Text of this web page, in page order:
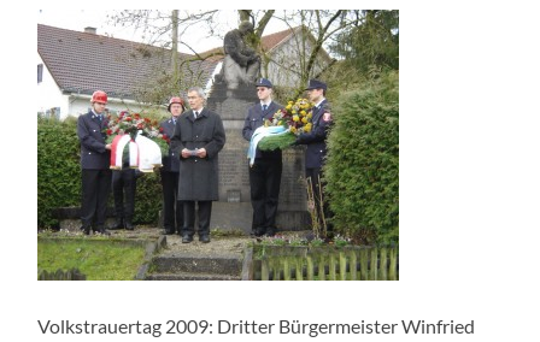
Volkstrauertag 2009: Dritter Bürgermeister Winfried